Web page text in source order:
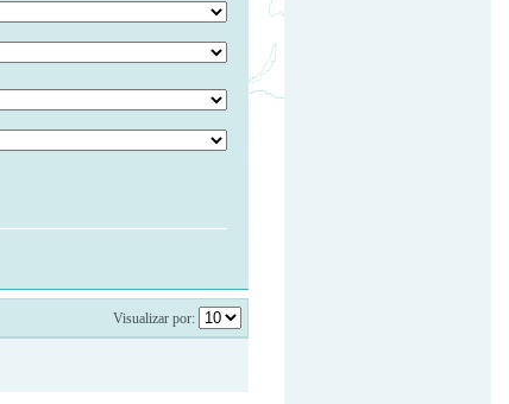
Visualizar por: